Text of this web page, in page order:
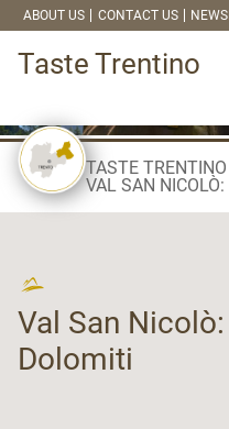
ABOUT US CONTACT US
Taste Trentino
TASTE TRENTINO
VAL SAN
Val San
Dolomiti